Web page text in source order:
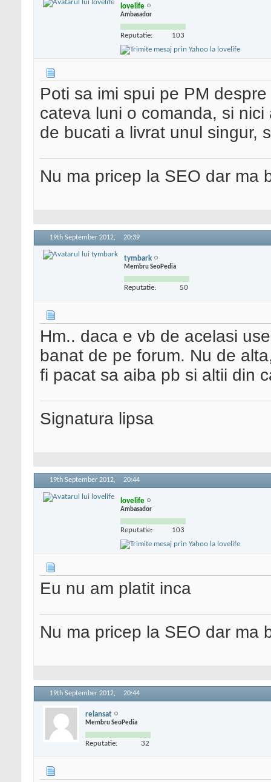
lovelife
Ambasador
Reputatie: 103
Poti sa imi spui pe PM
cateva luni o comanda, si
de bucati a livrat unul singur,
Nu ma pricep la SEO dar ma
19th September 2012, 20:39
tymbark
Membru SeoPedia
Reputatie: 50
Hm.. daca e vb de acelasi
banat de pe forum. Nu de
fi pacat sa aiba pb si altii din
Signatura lipsa
19th September 2012, 20:44
lovelife
Ambasador
Reputatie: 103
Eu nu am platit inca
Nu ma pricep la SEO dar ma
19th September 2012, 20:44
relansat
Membru SeoPedia
Reputatie: 32